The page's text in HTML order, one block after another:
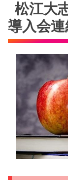
松江大
導入会連